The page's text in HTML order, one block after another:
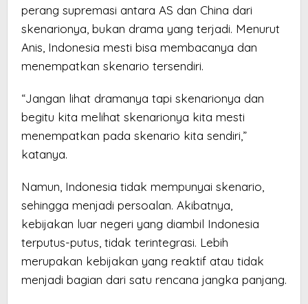
perang supremasi antara AS dan China dari
skenarionya, bukan drama yang terjadi. Menurut
Anis, Indonesia mesti bisa membacanya dan
menempatkan skenario tersendiri.
“Jangan lihat dramanya tapi skenarionya dan
begitu kita melihat skenarionya kita mesti
menempatkan pada skenario kita sendiri,”
katanya.
Namun, Indonesia tidak mempunyai skenario,
sehingga menjadi persoalan. Akibatnya,
kebijakan luar negeri yang diambil Indonesia
terputus-putus, tidak terintegrasi. Lebih
merupakan kebijakan yang reaktif atau tidak
menjadi bagian dari satu rencana jangka panjang.